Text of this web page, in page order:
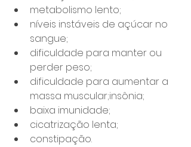
metabolismo lento;
níveis instáveis ​​de açúcar no
sangue;
dificuldade para manter ou
perder peso;
dificuldade para aumentar a
massa muscular;insônia;
baixa imunidade;
cicatrização lenta;
constipação.